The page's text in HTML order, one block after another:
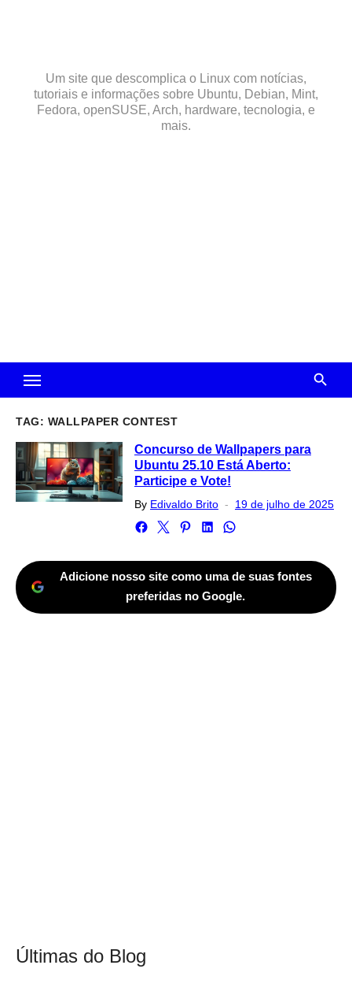
Um site que descomplica o Linux com notícias,
tutoriais e informações sobre Ubuntu, Debian, Mint,
Fedora, openSUSE, Arch, hardware, tecnologia, e
mais.
TAG: WALLPAPER CONTEST
Concurso de Wallpapers para
Ubuntu 25.10 Está Aberto:
Participe e Vote!
By Edivaldo Brito
Posted
19 de julho de 2025
Adicione nosso site como uma de suas fontes
preferidas no Google.
Últimas do Blog